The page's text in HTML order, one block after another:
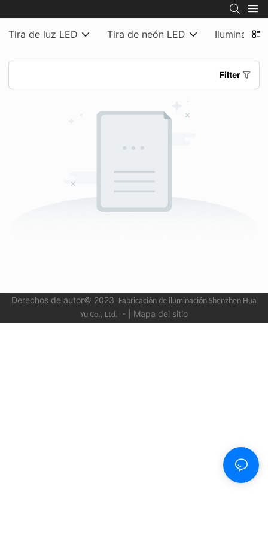
Tira de luz LED Tira de neón LED
Filter
Derechos de autor© 2023 Fabricación de iluminación Shenzhen Hua
Yu Co., Ltd. - Mapa del sitio